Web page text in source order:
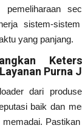
pemeliharaan
sistem-
yang panjang.
Purna
dari
baik dan